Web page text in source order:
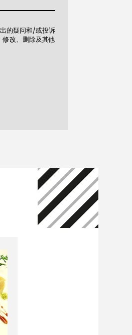
的疑问和/或投诉
修改、删除及其他